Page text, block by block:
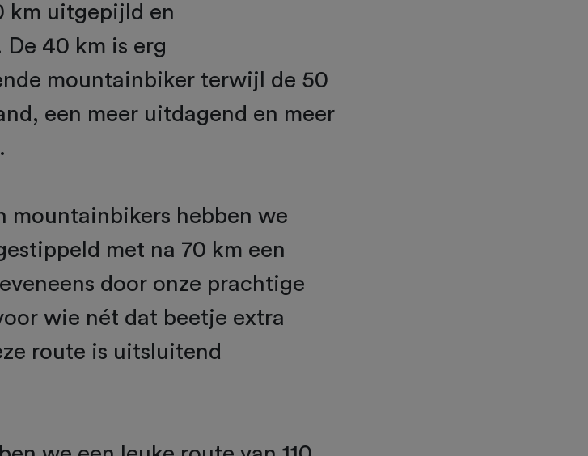
km uitgepijld en
De 40 km is erg
mountainbiker terwijl de 50
een meer uitdagend en meer
mountainbikers hebben we
met na 70 km een
door onze prachtige
wie nét dat beetje extra
route is uitsluitend